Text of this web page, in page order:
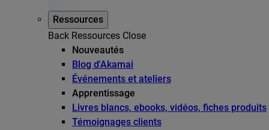
Ressources
Back Ressources Close
Nouveautés
Blog d'Akamai
Événements et ateliers
Apprentissage
Livres blancs, ebooks, vidéos, fiches produits
Témoignages clients